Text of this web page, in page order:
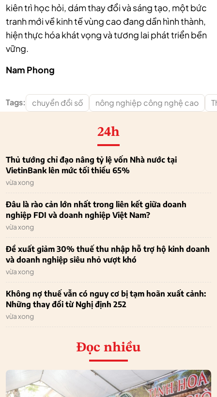
kiên trì học hỏi, dám thay đổi và sáng tạo, một bức
tranh mới về kinh tế vùng cao đang dần hình thành,
hiện thực hóa khát vọng và tương lai phát triển bền
vững.
Nam Phong
Tags: chuyển đổi số nông nghiệp công nghệ cao
24h
Thủ tướng chỉ đạo nâng tỷ lệ vốn Nhà nước tại
VietinBank lên mức tối thiểu 65%
vừa xong
Đâu là rào cản lớn nhất trong liên kết giữa doanh
nghiệp FDI và doanh nghiệp Việt Nam?
vừa xong
Đề xuất giảm 30% thuế thu nhập hỗ trợ hộ kinh doanh
và doanh nghiệp siêu nhỏ vượt khó
vừa xong
Không nợ thuế vẫn có nguy cơ bị tạm hoãn xuất cảnh:
Những thay đổi từ Nghị định 252
vừa xong
Đọc nhiều